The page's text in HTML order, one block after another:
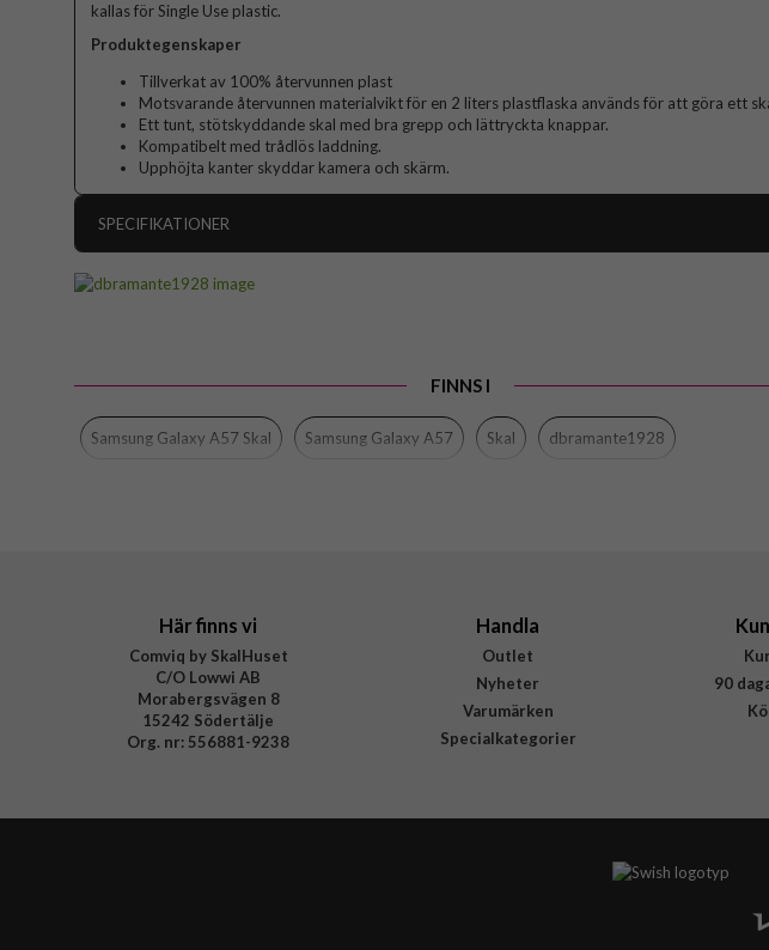
kallas för Single Use plastic.
Produktegenskaper
Tillverkat av 100% återvunnen plast
Motsvarande återvunnen materialvikt för en 2 liters plastflaska används för att göra ett
Ett tunt, stötskyddande skal med bra grepp och lättryckta knappar.
Kompatibelt med trådlös laddning.
Upphöjta kanter skyddar kamera och skärm.
SPECIFIKATIONER
Egenskaper
Färg
FINNS I
Samsung Galaxy A57 Skal Samsung Galaxy A57 Skal dbramante1928
Här finns vi
Comviq by SkalHuset
C/O Lowwi AB
Morabergsvägen 8
15242 Södertälje
Org. nr: 556881-9238
Handla
Outlet
Nyheter
Varumärken
Specialkategorier
90